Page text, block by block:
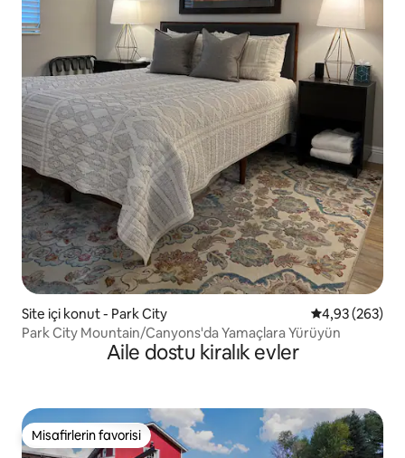
Site içi konut - Park City 5 üzerinden
4,93 (263)
Park City Mountain/Canyons'da Yamaçlara Yürüyün
Aile dostu kiralık evler
Misafirlerin favorisi
Misafirlerin favorisi